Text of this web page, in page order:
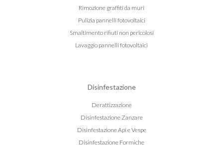
Rimozione graffiti da muri
Pulizia pannelli fotovoltaici
Smaltimento rifiuti non pericolosi
Lavaggio pannelli fotovoltaici
Disinfestazione
Derattizzazione
Disinfestazione Zanzare
Disinfestazione Api e Vespe
Disinfestazione Formiche